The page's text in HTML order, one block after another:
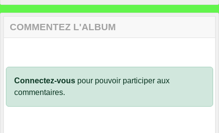
COMMENTEZ L'ALBUM
Connectez-vous pour pouvoir participer aux
commentaires.